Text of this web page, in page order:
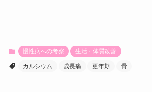
慢性病への考察 生活・体質改善
カルシウム 成長痛 更年期 骨